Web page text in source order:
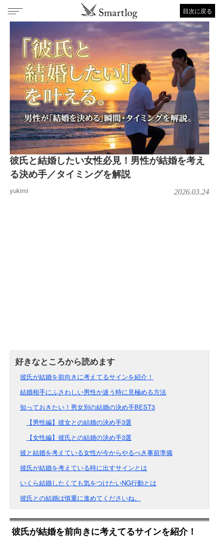
目次に戻る
彼氏と結婚したい女性必見！男性が結婚を考え
る決め手／タイミングを解説
yukimi 2026.03.24
彼氏が結婚を前向きに考えてるサインを紹介！
結婚相手にふさわしい男性か迷う時に見極める方法
知っておきたい！男女別の結婚の決め手BEST3
【男性編】彼女との結婚の決め手3選
【女性編】彼氏との結婚の決め手3選
彼と結婚を考えている女性が今からやるべき事前準備
彼氏が結婚を考えている時に出すサインとは
いくら結婚したくても気をつけたいNG行動とは
彼氏との結婚は慎重に進めてくださいね。
彼氏が結婚を前向きに考えてるサインを紹介！